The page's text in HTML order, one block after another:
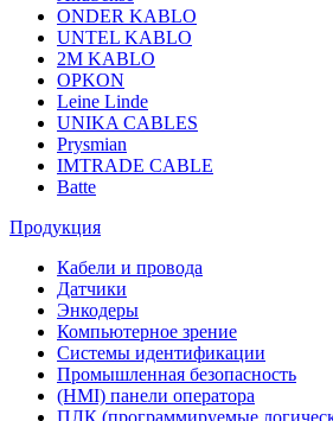
ONDER KABLO
UNTEL KABLO
2M KABLO
OPKON
Leine Linde
UNIKA CABLES
Prysmian
IMTRADE CABLE
Batte
Продукция
Кабели и провода
Датчики
Энкодеры
Компьютерное зрение
Системы идентификации
Промышленная безопасность
(HMI) панели оператора